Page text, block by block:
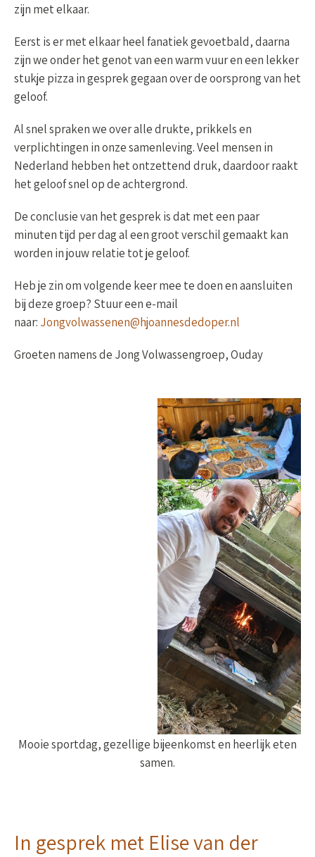
zijn met elkaar.
Eerst is er met elkaar heel fanatiek gevoetbald, daarna
zijn we onder het genot van een warm vuur en een lekker
stukje pizza in gesprek gegaan over de oorsprong van het
geloof.
Al snel spraken we over alle drukte, prikkels en
verplichtingen in onze samenleving. Veel mensen in
Nederland hebben het ontzettend druk, daardoor raakt
het geloof snel op de achtergrond.
De conclusie van het gesprek is dat met een paar
minuten tijd per dag al een groot verschil gemaakt kan
worden in jouw relatie tot je geloof.
Heb je zin om volgende keer mee te doen en aansluiten
bij deze groep? Stuur een e-mail
naar: Jongvolwassenen@hjoannesdedoper.nl
Groeten namens de Jong Volwassengroep, Ouday
Mooie sportdag, gezellige bijeenkomst en heerlijk eten
samen.
In gesprek met Elise van der